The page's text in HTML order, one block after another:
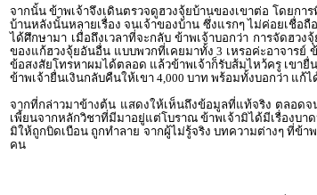
จากนั้น ข้าพเจ้าจึงเดินตรวจดูฮวงจุ้ยบ้านของเขาต่อ โดยก
บ้านหลังนั้นหลายเรื่อง จนเจ้าของบ้าน ซึ่งแรกๆ ไม่ค่อยเชื่อ
ได้ศึกษามา เมื่อถึงเวลาที่จะกลับ ข้าพเจ้าบอกว่า การจัดฮว
ของแก้ฮวงจุ้ยอันอื่น แบบพวกที่เคยมาทั้ง 3 เหรอค่ะอาจารย์
ข้อสงสัยโทรหาผมได้ตลอด แล้วข้าพเจ้าก็รับส้มไหว้ครู เขายื่
ข้าพเจ้ายื่นเงินกลับคืนให้เขา 4,000 บาท พร้อมทั้งบอกว่า แก้
จากที่กล่าวมาข้างต้น แสดงให้เห็นถึงข้อมูลที่แท้จริง ตลอด
เพี้ยนจากหลักวิชาที่มีมาอยู่แต่โบราณ ข้าพเจ้ามิได้มีเรื่องบา
มิให้ถูกบิดเบือน ถูกทำลาย จากผู้ไม่รู้จริง บทความต่างๆ ที่ข้
คน